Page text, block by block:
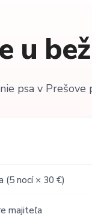
u
psa v Prešove
(5 nocí × 30 €)
majiteľa